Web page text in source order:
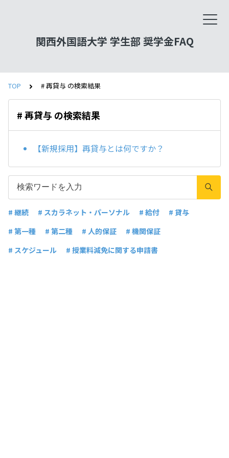
関西外国語大学 学生部 奨学金FAQ
TOP # 再貸与 の検索結果
# 再貸与 の検索結果
【新規採用】再貸与とは何ですか？
# 継続 # スカラネット・パーソナル # 給付
# 貸与
# 第一種
# 第二種 # 人的保証
# 機関保証
# スケジュール
# 授業料減免に関する申請書